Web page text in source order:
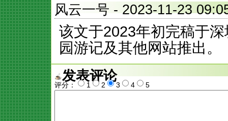
风云一号 - 2023-11-23
该文于2023年初完稿于
园游记及其他网站推出。
发表评论
评分： 1 2 3 4 5